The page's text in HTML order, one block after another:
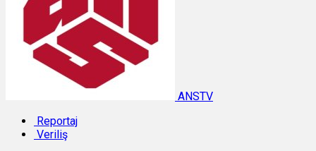
ANSTV
Reportaj
Veriliş